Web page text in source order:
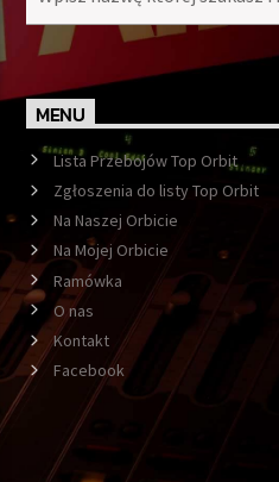
MENU
Lista Przebojów Top Orbit
Zgłoszenia do listy Top Orbit
Na Naszej Orbicie
Na Mojej Orbicie
Ramówka
O nas
Kontakt
Facebook